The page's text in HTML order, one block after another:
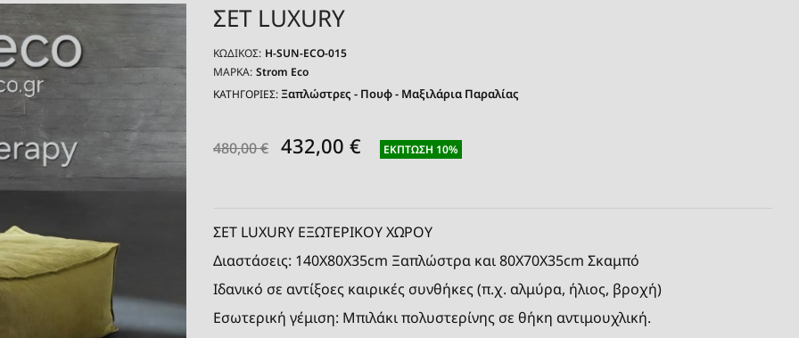
ΣΕΤ LUXURY
ΚΩΔΙΚΌΣ: H-SUN-ECO-015
ΜΆΡΚΑ: Strom Eco
ΚΑΤΗΓΟΡΙΕΣ:Ξαπλώστρες - Πουφ - Μαξιλάρια Παραλίας
480,00 € 432,00 € ΈΚΠΤΩΣΗ 10%
ΣΕΤ LUXURY ΕΞΩΤΕΡΙΚΟΥ ΧΩΡΟΥ
Διαστάσεις: 140Χ80Χ35cm Ξαπλώστρα και 80X70X35cm Σκαμπό
Ιδανικό σε αντίξοες καιρικές συνθήκες (π.χ. αλμύρα, ήλιος, βροχή)
Εσωτερική γέμιση: Μπιλάκι πολυστερίνης σε θήκη αντιμουχλική.